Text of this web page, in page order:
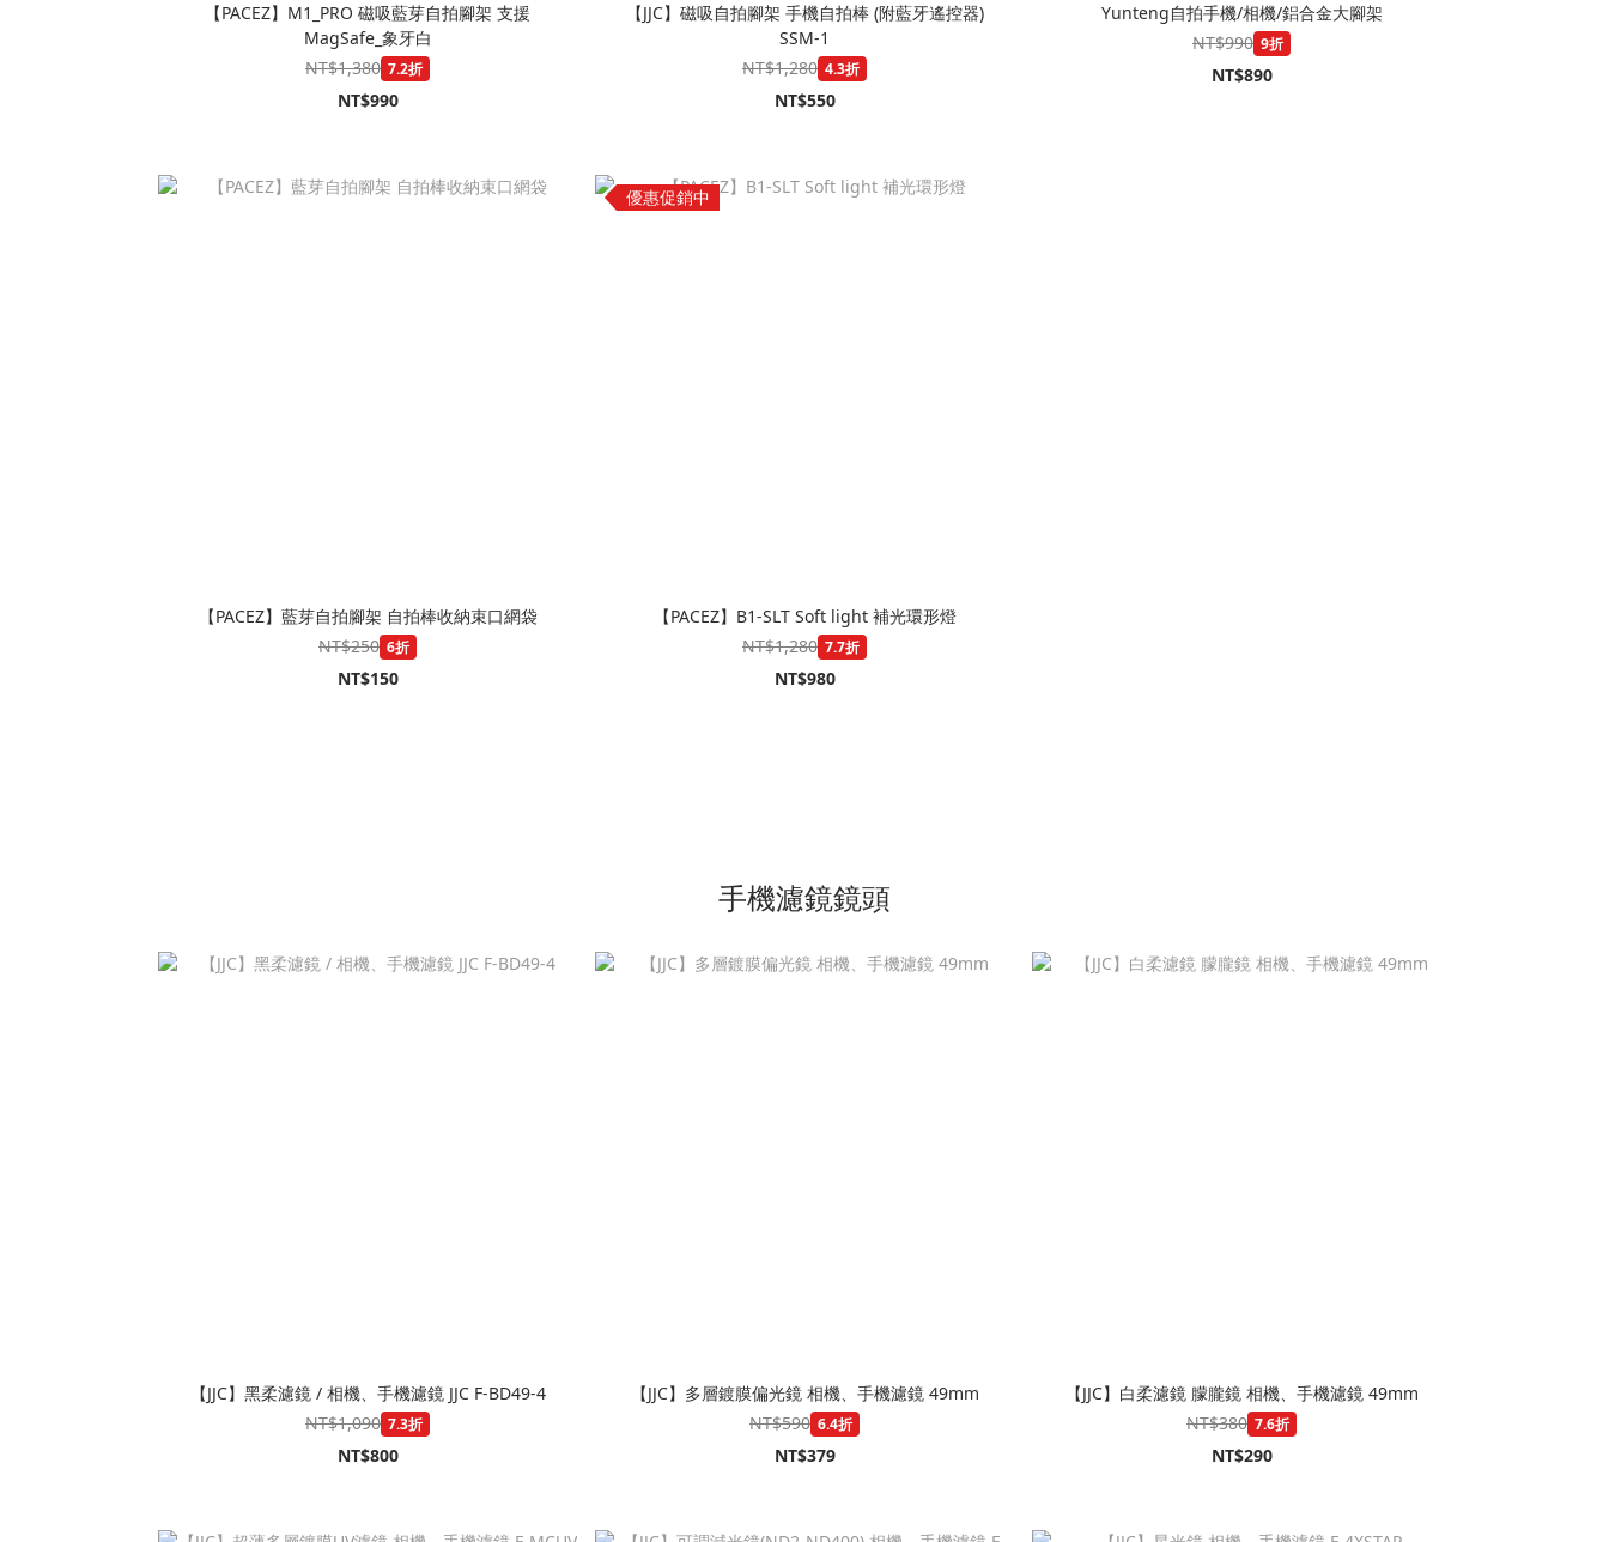
【PACEZ】M1_PRO 磁吸藍芽自拍腳架 支援
MagSafe_象牙白
NT$1,380 7.2折
NT$990
【JJC】磁吸自拍腳架 手機自拍棒 (附藍牙遙控器)
SSM-1
NT$1,280 4.3折
NT$550
Yunteng自拍手機/相機/鋁合金大腳架
NT$990 9折
NT$890
【PACEZ】藍芽自拍腳架 自拍棒收納束口網袋
NT$250 6折
NT$150
優惠促銷中
【PACEZ】B1-SLT Soft light 補光環形燈
NT$1,280 7.7折
NT$980
手機濾鏡鏡頭
【JJC】黑柔濾鏡 / 相機、手機濾鏡 JJC F-BD49-4
NT$1,090 7.3折
NT$800
【JJC】多層鍍膜偏光鏡 相機、手機濾鏡 49mm
NT$590 6.4折
NT$379
【JJC】白柔濾鏡 朦朧鏡 相機、手機濾鏡 49mm
NT$380 7.6折
NT$290